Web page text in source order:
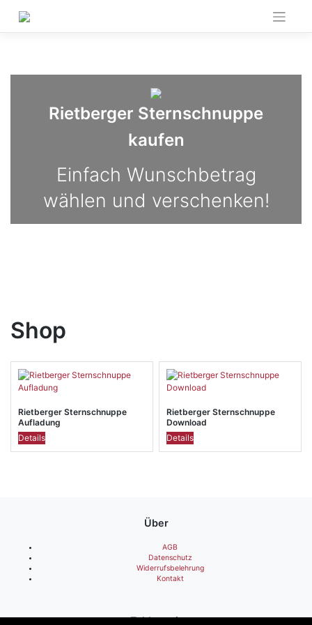
content
Rietberger Sternschnuppe
kaufen
Einfach Wunschbetrag
wählen und verschenken!
Shop
Rietberger Sternschnuppe
Aufladung
Details
Rietberger Sternschnuppe
Download
Details
Über
AGB
Datenschutz
Widerrufsbelehrung
Kontakt
Zahlen mit